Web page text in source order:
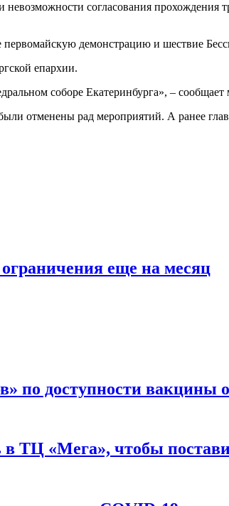
согласования прохождения
демонстрацию и шествие
епархии.
соборе Екатеринбурга», – сообщает
отменены рад мероприятий. А ранее
еще на месяц
по доступности вакцины
ТЦ «Мега», чтобы